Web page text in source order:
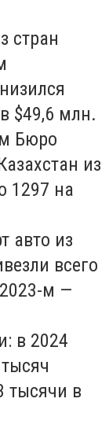
стран
$49,6 млн.
Бюро
из
1297 на
авто из
всего
м —
в 2024
тысячи в